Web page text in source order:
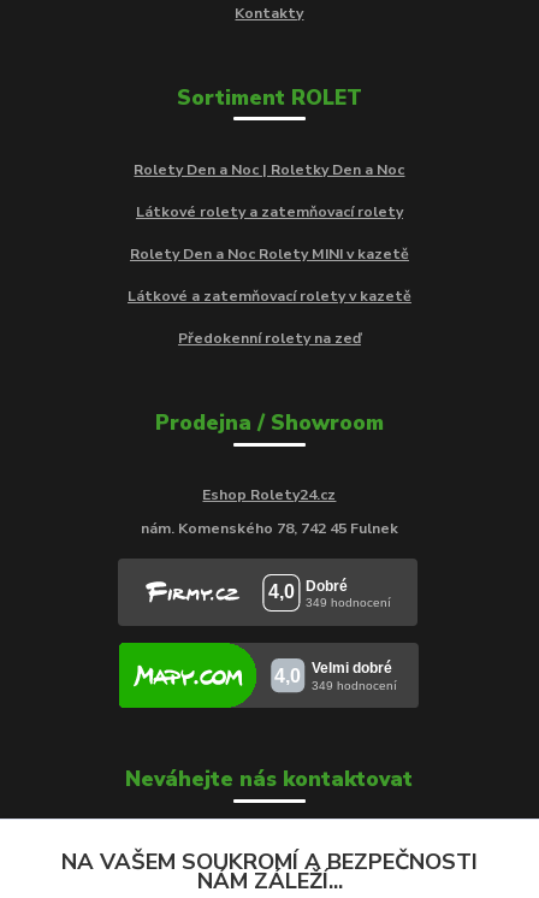
Kontakty
Sortiment ROLET
Rolety Den a Noc | Roletky Den a Noc
Látkové rolety a zatemňovací rolety
Rolety Den a Noc Rolety MINI v kazetě
Látkové a zatemňovací rolety v kazetě
Předokenní rolety na zeď
Prodejna / Showroom
Eshop Rolety24.cz
nám. Komenského 78, 742 45 Fulnek
Neváhejte nás kontaktovat
Soňa Škrobánková
NA VAŠEM SOUKROMÍ A BEZPEČNOSTI
NÁM ZÁLEŽÍ...